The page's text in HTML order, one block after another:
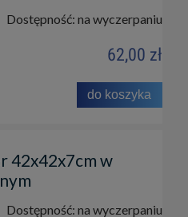
Dostępność: na wyczerpaniu
62,00 zł
do koszyka
42x42x7cm w
Dostępność: na wyczerpaniu